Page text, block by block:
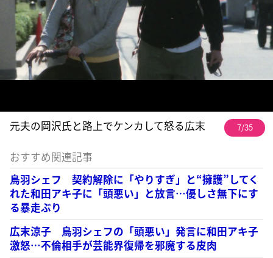
元夫の岡沢氏と路上でケンカして怒る広末 7/35
おすすめ関連記事
鳥羽シェフ 契約解除に「やりすぎ」と“擁護”してく
れた和田アキ子に「頭悪い」と放言…優しさ無下にす
る暴走ぶり
広末涼子 鳥羽シェフの「頭悪い」発言に和田アキ子
激怒…不倫相手が芸能界復帰を邪魔する皮肉